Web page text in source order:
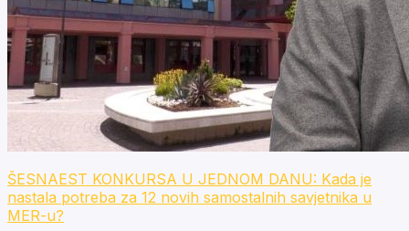
ŠESNAEST KONKURSA U JEDNOM DANU: Kada je
nastala potreba za 12 novih samostalnih savjetnika u
MER-u?